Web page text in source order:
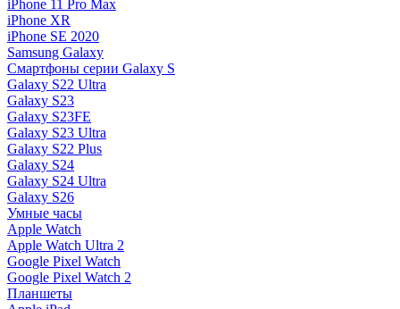
iPhone 11 Pro Max
iPhone XR
iPhone SE 2020
Samsung Galaxy
Смартфоны серии Galaxy S
Galaxy S22 Ultra
Galaxy S23
Galaxy S23FE
Galaxy S23 Ultra
Galaxy S22 Plus
Galaxy S24
Galaxy S24 Ultra
Galaxy S26
Умные часы
Apple Watch
Apple Watch Ultra 2
Google Pixel Watch
Google Pixel Watch 2
Планшеты